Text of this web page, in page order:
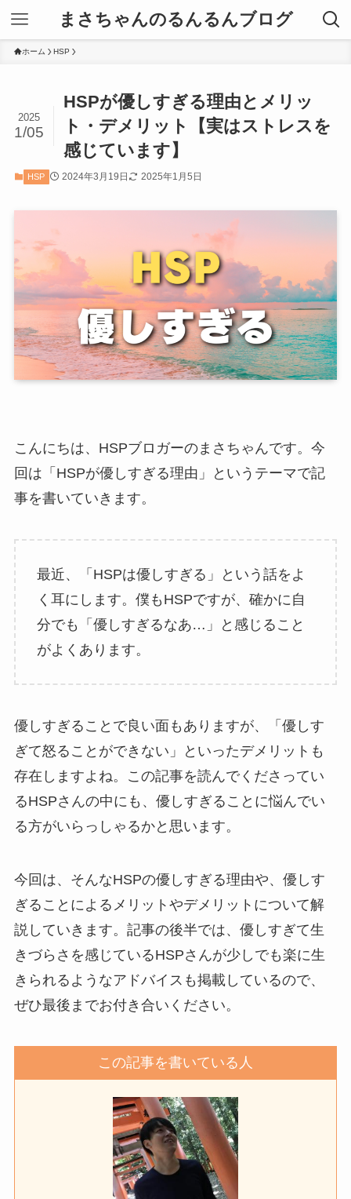
まさちゃんのるんるんブログ
ホーム HSP
HSPが優しすぎる理由とメリッ
ト・デメリット【実はストレスを
感じています】
2025
1/05
HSP 2024年3月19日 2025年1月5日
こんにちは、HSPブロガーのまさちゃんです。今
回は「HSPが優しすぎる理由」というテーマで記
事を書いていきます。
最近、「HSPは優しすぎる」という話をよ
く耳にします。僕もHSPですが、確かに自
分でも「優しすぎるなあ…」と感じること
がよくあります。
優しすぎることで良い面もありますが、「優しす
ぎて怒ることができない」といったデメリットも
存在しますよね。この記事を読んでくださってい
るHSPさんの中にも、優しすぎることに悩んでい
る方がいらっしゃるかと思います。
今回は、そんなHSPの優しすぎる理由や、優しす
ぎることによるメリットやデメリットについて解
説していきます。記事の後半では、優しすぎて生
きづらさを感じているHSPさんが少しでも楽に生
きられるようなアドバイスも掲載しているので、
ぜひ最後までお付き合いください。
この記事を書いている人